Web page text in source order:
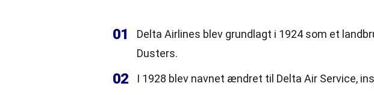
01
Delta Airlines blev grundlagt i 1924 som et
Dusters.
02 I 1928 blev navnet ændret til Delta Air Service,